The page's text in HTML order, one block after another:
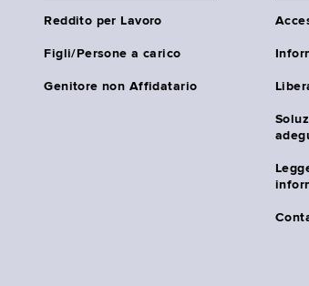
Reddito per Lavoro
Figli/Persone a carico
Genitore non Affidatario